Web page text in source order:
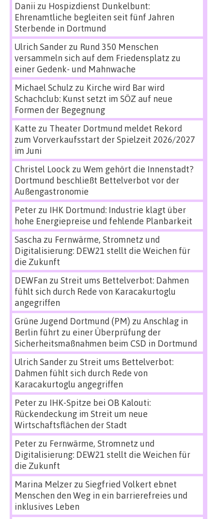
Danii zu Hospizdienst Dunkelbunt:
Ehrenamtliche begleiten seit fünf Jahren
Sterbende in Dortmund
Ulrich Sanderzu Rund 350 Menschen
versammeln sich auf dem Friedensplatz zu
einer Gedenk- und Mahnwache
Michael Schulz zu Kirche wird Bar wird
Schachclub: Kunst setzt im SÖZ auf neue
Formen der Begegnung
Katte zu Theater Dortmund meldet Rekord
zum Vorverkaufsstart der Spielzeit 2026/2027
im Juni
Christel Loock zu Wem gehört die Innenstadt?
Dortmund beschließt Bettelverbot vor der
Außengastronomie
Peterzu IHK Dortmund: Industrie klagt über
hohe Energiepreise und fehlende Planbarkeit
Sascha zu Fernwärme, Stromnetz und
Digitalisierung: DEW21 stellt die Weichen für
die Zukunft
DEWFan zu Streit ums Bettelverbot: Dahmen
fühlt sich durch Rede von Karacakurtoglu
angegriffen
Grüne Jugend Dortmund (PM) zu Anschlag in
Berlin führt zu einer Überprüfung der
Sicherheitsmaßnahmen beim CSD in Dortmund
Ulrich Sanderzu Streit ums Bettelverbot:
Dahmen fühlt sich durch Rede von
Karacakurtoglu angegriffen
Peterzu IHK-Spitze bei OB Kalouti:
Rückendeckung im Streit um neue
Wirtschaftsflächen der Stadt
Peterzu Fernwärme, Stromnetz und
Digitalisierung: DEW21 stellt die Weichen für
die Zukunft
Marina Melzerzu Siegfried Volkert ebnet
Menschen den Weg in ein barrierefreies und
inklusives Leben